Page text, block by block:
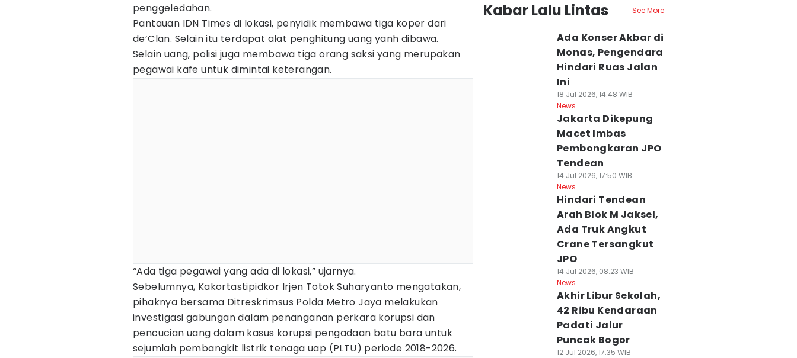
penggeledahan.
Pantauan IDN Times di lokasi, penyidik membawa tiga koper dari
de’Clan. Selain itu terdapat alat penghitung uang yanh dibawa.
Selain uang, polisi juga membawa tiga orang saksi yang merupakan
pegawai kafe untuk dimintai keterangan.
“Ada tiga pegawai yang ada di lokasi,” ujarnya.
Sebelumnya, Kakortastipidkor Irjen Totok Suharyanto mengatakan,
pihaknya bersama Ditreskrimsus Polda Metro Jaya melakukan
investigasi gabungan dalam penanganan perkara korupsi dan
pencucian uang dalam kasus korupsi pengadaan batu bara untuk
sejumlah pembangkit listrik tenaga uap (PLTU) periode 2018-2026.
Kabar Lalu Lintas See More
Ada Konser Akbar di
Monas, Pengendara
Hindari Ruas Jalan
Ini
18 Jul 2026, 14:48 WIB
News
Jakarta Dikepung
Macet Imbas
Pembongkaran JPO
Tendean
14 Jul 2026, 17:50 WIB
News
Hindari Tendean
Arah Blok M Jaksel,
Ada Truk Angkut
Crane Tersangkut
JPO
14 Jul 2026, 08:23 WIB
News
Akhir Libur Sekolah,
42 Ribu Kendaraan
Padati Jalur
Puncak Bogor
12 Jul 2026, 17:35 WIB